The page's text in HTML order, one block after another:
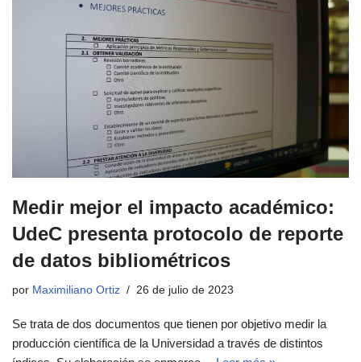
Medir mejor el impacto académico:
UdeC presenta protocolo de reporte
de datos bibliométricos
por Maximiliano Ortiz 26 de julio de 2023
Se trata de dos documentos que tienen por objetivo medir la
producción científica de la Universidad a través de distintos